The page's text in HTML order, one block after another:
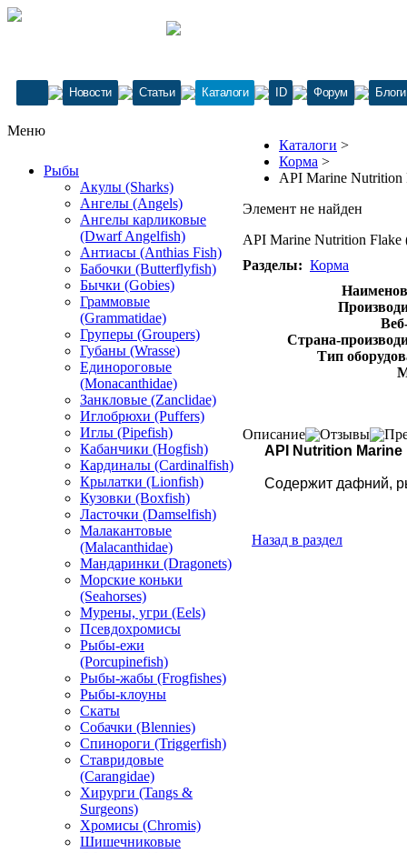
Новости Статьи Каталоги ID Форум Блоги
Меню
Рыбы
Акулы (Sharks)
Ангелы (Angels)
Ангелы карликовые
(Dwarf Angelfish)
Антиасы (Anthias Fish)
Бабочки (Butterflyfish)
Бычки (Gobies)
Граммовые
(Grammatidae)
Груперы (Groupers)
Губаны (Wrasse)
Единороговые
(Monacanthidae)
Занкловые (Zanclidae)
Иглобрюхи (Puffers)
Иглы (Pipefish)
Кабанчики (Hogfish)
Кардиналы (Cardinalfish)
Крылатки (Lionfish)
Кузовки (Boxfish)
Ласточки (Damselfish)
Малакантовые
(Malacanthidae)
Мандаринки (Dragonets)
Морские коньки
(Seahorses)
Мурены, угри (Eels)
Псевдохромисы
Рыбы-ежи
(Porcupinefish)
Рыбы-жабы (Frogfishes)
Рыбы-клоуны
Скаты
Собачки (Blennies)
Спинороги (Triggerfish)
Ставридовые
(Carangidae)
Хирурги (Tangs &
Surgeons)
Хромисы (Chromis)
Шишечниковые
Каталоги >
Корма >
API Marine Nutrition
Элемент не найден
API Marine Nutrition Flake
Разделы: Корма
Страна-
Тип
Описание Отзывы
API Nutrition Marine
Содержит дафний,
Назад в раздел